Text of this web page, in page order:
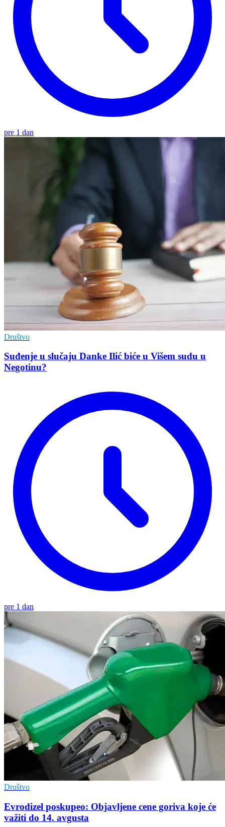
pre 1 dan
Društvo
Suđenje u slučaju Danke Ilić biće u Višem sudu u
Negotinu?
pre 1 dan
Društvo
Evrodizel poskupeo: Objavljene cene goriva koje će
važiti do 14. avgusta